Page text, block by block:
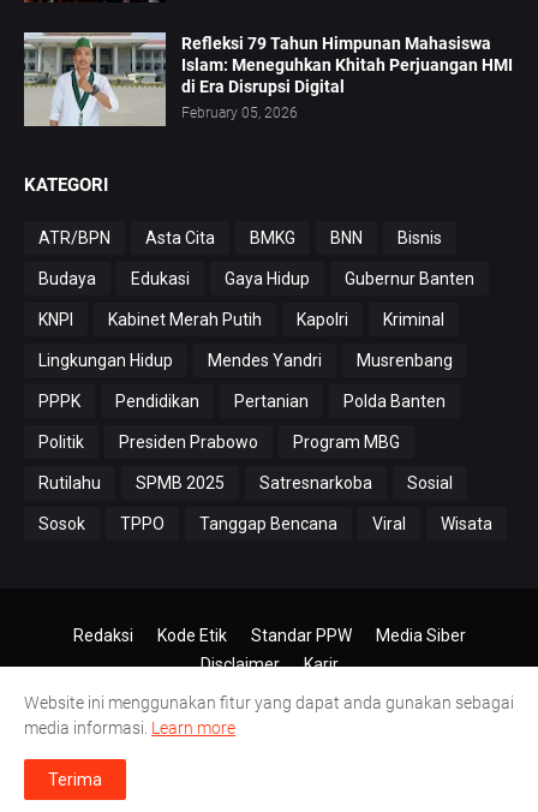
Refleksi 79 Tahun Himpunan Mahasiswa
Islam: Meneguhkan Khitah Perjuangan HMI
di Era Disrupsi Digital
February 05, 2026
KATEGORI
ATR/BPN Asta Cita BMKG BNN Bisnis
Budaya Edukasi Gaya Hidup Gubernur Banten
KNPI Kabinet Merah Putih Kapolri Kriminal
Lingkungan Hidup Mendes Yandri Musrenbang
PPPK Pendidikan Pertanian Polda Banten
Politik Presiden Prabowo Program MBG
Rutilahu SPMB 2025 Satresnarkoba Sosial
Sosok TPPO Tanggap Bencana Viral Wisata
© 2024-2026PT.Antero Inti Media
Redaksi Kode Etik Standar PPW
Media Siber
Disclaimer
Karir
Website ini menggunakan fitur yang dapat anda gunakan sebagai
media informasi. Learn more
Terima
Gerak Jalan HUT RI Ke 81 di Kecamatan Labuan Tetap Berjalan, Meski